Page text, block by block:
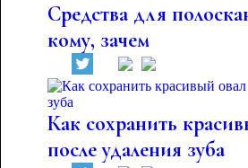
Средства для
кому, зачем
Как сохранить
после удаления зуба